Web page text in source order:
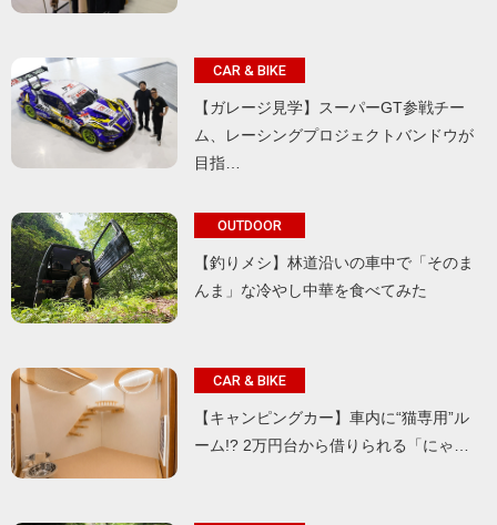
CAR & BIKE
【ガレージ見学】スーパーGT参戦チー
ム、レーシングプロジェクトバンドウが
目指…
OUTDOOR
【釣りメシ】林道沿いの車中で「そのま
んま」な冷やし中華を食べてみた
CAR & BIKE
【キャンピングカー】車内に“猫専用”ル
ーム!? 2万円台から借りられる「にゃ…